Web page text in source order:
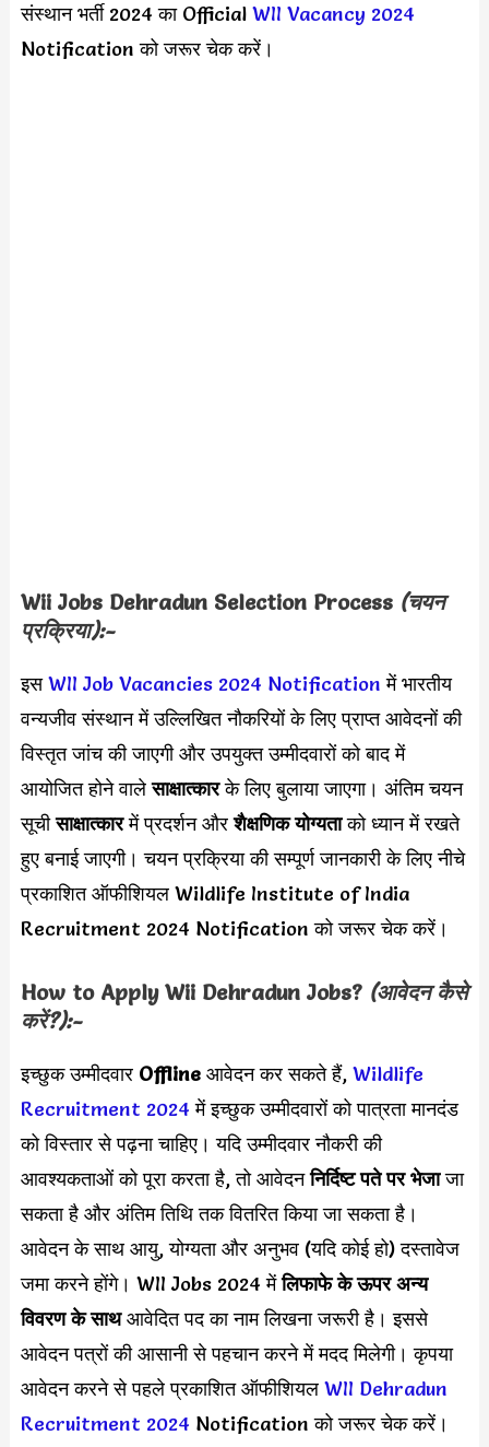
संस्थान भर्ती 2024 का Official WII Vacancy 2024
Notification को जरूर चेक करें।
Wii Jobs Dehradun Selection Process (चयन
प्रक्रिया):-
इसWII Job Vacancies 2024 Notification में भारतीय
वन्यजीव संस्थान में उल्लिखित नौकरियों के लिए प्राप्त आवेदनों की
विस्तृत जांच की जाएगी और उपयुक्त उम्मीदवारों को बाद में
आयोजित होने वालेसाक्षात्कारके लिए बुलाया जाएगा। अंतिम चयन
सूचीसाक्षात्कारमें प्रदर्शन औरशैक्षणिक योग्यताको ध्यान में रखते
हुए बनाई जाएगी। चयन प्रक्रिया की सम्पूर्ण जानकारी के लिए नीचे
प्रकाशित ऑफीशियल Wildlife Institute of India
Recruitment 2024 Notification को जरूर चेक करें।
How to Apply Wii DehradunJobs?(आवेदन कैसे
करें?):-
इच्छुक उम्मीदवार Offline आवेदन कर सकते हैं, Wildlife
Recruitment 2024 में इच्छुक उम्मीदवारों को पात्रता मानदंड
को विस्तार से पढ़ना चाहिए। यदि उम्मीदवार नौकरी की
आवश्यकताओं को पूरा करता है, तो आवेदननिर्दिष्ट पते पर भेजाजा
सकता है और अंतिम तिथि तक वितरित किया जा सकता है।
आवेदन के साथ आयु, योग्यता और अनुभव (यदि कोई हो) दस्तावेज
जमा करने होंगे। WII Jobs 2024 मेंलिफाफे के ऊपर अन्य
विवरण के साथआवेदित पद का नाम लिखना जरूरी है। इससे
आवेदन पत्रों की आसानी से पहचान करने में मदद मिलेगी। कृपया
आवेदन करने से पहले प्रकाशित ऑफीशियल WII Dehradun
Recruitment 2024 Notification को जरूर चेक करें।